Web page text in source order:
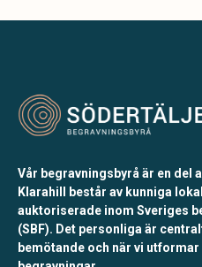
Vår begravningsbyrå är en del
Klarahill består av kunniga
auktoriserade inom Sveriges
(SBF). Det personliga är
bemötande och när vi